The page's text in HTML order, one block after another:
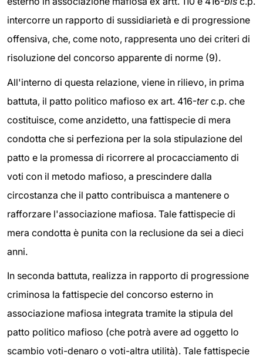
intercorre un rapporto di sussidiarietà e di progressione
offensiva, che, come noto, rappresenta uno dei criteri di
risoluzione del concorso apparente di norme (9).
All'interno di questa relazione, viene in rilievo, in prima
battuta, il patto politico mafioso ex art. 416-terc.p. che
costituisce, come anzidetto, una fattispecie di mera
condotta che si perfeziona per la sola stipulazione del
patto e la promessa di ricorrere al procacciamento di
voti con il metodo mafioso, a prescindere dalla
circostanza che il patto contribuisca a mantenere o
rafforzare l'associazione mafiosa. Tale fattispecie di
mera condotta è punita con la reclusione da sei a dieci
anni.
In seconda battuta, realizza in rapporto di progressione
criminosa la fattispecie del concorso esterno in
associazione mafiosa integrata tramite la stipula del
patto politico mafioso (che potrà avere ad oggetto lo
scambio voti-denaro o voti-altra utilità). Tale fattispecie